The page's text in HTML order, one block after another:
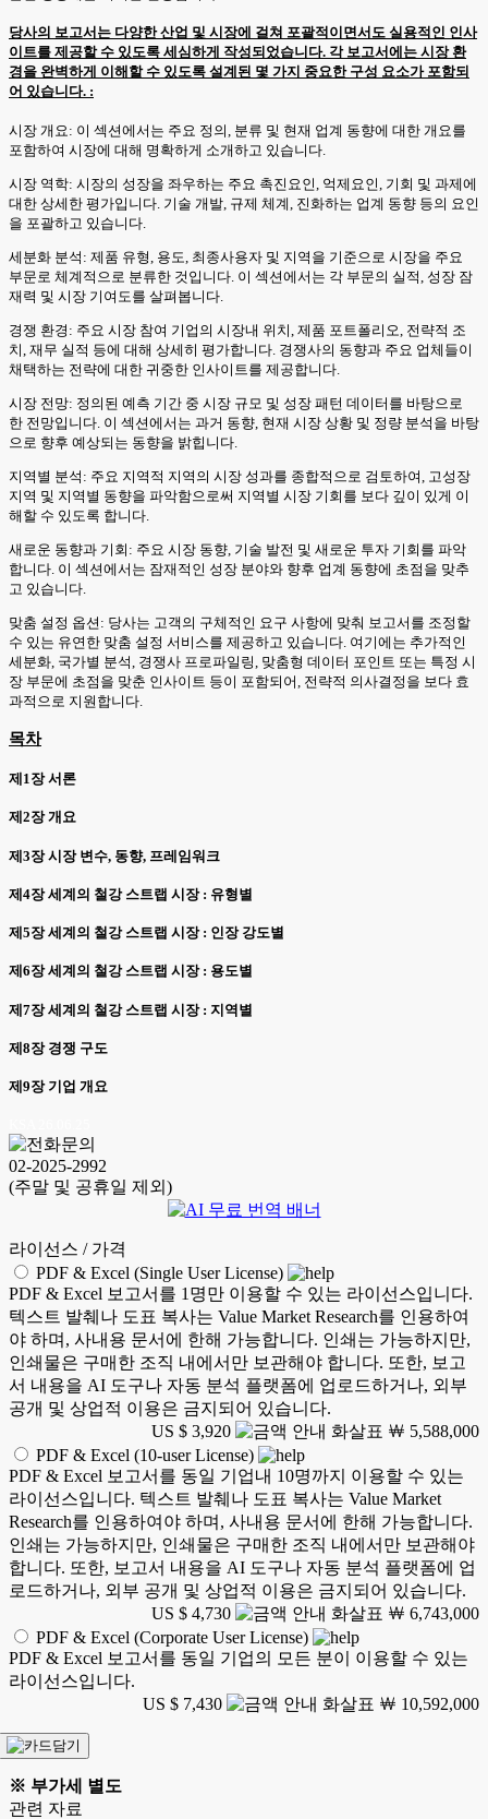
당사의 보고서는 다양한 산업 및 시장에 걸쳐 포괄적이면서도 실용적인 인사
이트를 제공할 수 있도록 세심하게 작성되었습니다. 각 보고서에는 시장 환
경을 완벽하게 이해할 수 있도록 설계된 몇 가지 중요한 구성 요소가 포함되
어 있습니다. :
시장 개요: 이 섹션에서는 주요 정의, 분류 및 현재 업계 동향에 대한 개요를
포함하여 시장에 대해 명확하게 소개하고 있습니다.
시장 역학: 시장의 성장을 좌우하는 주요 촉진요인, 억제요인, 기회 및 과제에
대한 상세한 평가입니다. 기술 개발, 규제 체계, 진화하는 업계 동향 등의 요인
을 포괄하고 있습니다.
세분화 분석: 제품 유형, 용도, 최종사용자 및 지역을 기준으로 시장을 주요
부문로 체계적으로 분류한 것입니다. 이 섹션에서는 각 부문의 실적, 성장 잠
재력 및 시장 기여도를 살펴봅니다.
경쟁 환경: 주요 시장 참여 기업의 시장내 위치, 제품 포트폴리오, 전략적 조
치, 재무 실적 등에 대해 상세히 평가합니다. 경쟁사의 동향과 주요 업체들이
채택하는 전략에 대한 귀중한 인사이트를 제공합니다.
시장 전망: 정의된 예측 기간 중 시장 규모 및 성장 패턴 데이터를 바탕으로
한 전망입니다. 이 섹션에서는 과거 동향, 현재 시장 상황 및 정량 분석을 바탕
으로 향후 예상되는 동향을 밝힙니다.
지역별 분석: 주요 지역적 지역의 시장 성과를 종합적으로 검토하여, 고성장
지역 및 지역별 동향을 파악함으로써 지역별 시장 기회를 보다 깊이 있게 이
해할 수 있도록 합니다.
새로운 동향과 기회: 주요 시장 동향, 기술 발전 및 새로운 투자 기회를 파악
합니다. 이 섹션에서는 잠재적인 성장 분야와 향후 업계 동향에 초점을 맞추
고 있습니다.
맞춤 설정 옵션: 당사는 고객의 구체적인 요구 사항에 맞춰 보고서를 조정할
수 있는 유연한 맞춤 설정 서비스를 제공하고 있습니다. 여기에는 추가적인
세분화, 국가별 분석, 경쟁사 프로파일링, 맞춤형 데이터 포인트 또는 특정 시
장 부문에 초점을 맞춘 인사이트 등이 포함되어, 전략적 의사결정을 보다 효
과적으로 지원합니다.
목차
제1장 서론
제2장 개요
제3장 시장 변수, 동향, 프레임워크
제4장 세계의 철강 스트랩 시장 : 유형별
제5장 세계의 철강 스트랩 시장 : 인장 강도별
제6장 세계의 철강 스트랩 시장 : 용도별
제7장 세계의 철강 스트랩 시장 : 지역별
제8장 경쟁 구도
제9장 기업 개요
02-2025-2992
(주말 및 공휴일 제외)
라이선스 / 가격
PDF & Excel (Single User License)
PDF & Excel 보고서를 1명만 이용할 수 있는 라이선스입니다.
텍스트 발췌나 도표 복사는 Value Market Research를 인용하여
야 하며, 사내용 문서에 한해 가능합니다. 인쇄는 가능하지만,
인쇄물은 구매한 조직 내에서만 보관해야 합니다. 또한, 보고
서 내용을 AI 도구나 자동 분석 플랫폼에 업로드하거나, 외부
공개 및 상업적 이용은 금지되어 있습니다.
US $ 3,920
￦ 5,588,000
PDF & Excel (10-user License)
PDF & Excel 보고서를 동일 기업내 10명까지 이용할 수 있는
라이선스입니다. 텍스트 발췌나 도표 복사는 Value Market
Research를 인용하여야 하며, 사내용 문서에 한해 가능합니다.
인쇄는 가능하지만, 인쇄물은 구매한 조직 내에서만 보관해야
합니다. 또한, 보고서 내용을 AI 도구나 자동 분석 플랫폼에 업
로드하거나, 외부 공개 및 상업적 이용은 금지되어 있습니다.
US $ 4,730
￦ 6,743,000
PDF & Excel (Corporate User License)
PDF & Excel 보고서를 동일 기업의 모든 분이 이용할 수 있는
라이선스입니다.
US $ 7,430
￦ 10,592,000
※ 부가세 별도
관련 자료